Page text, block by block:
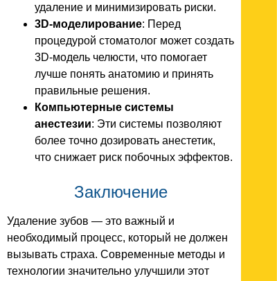
удаление и минимизировать риски.
3D-моделирование: Перед
процедурой стоматолог может создать
3D-модель челюсти, что помогает
лучше понять анатомию и принять
правильные решения.
Компьютерные системы
анестезии: Эти системы позволяют
более точно дозировать анестетик,
что снижает риск побочных эффектов.
Заключение
Удаление зубов — это важный и
необходимый процесс, который не должен
вызывать страха. Современные методы и
технологии значительно улучшили этот